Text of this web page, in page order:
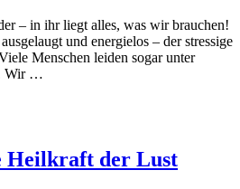
– in ihr liegt alles, was wir brauchen!
und energielos – der stressige
Menschen leiden sogar unter
Wir …
Heilkraft der Lust